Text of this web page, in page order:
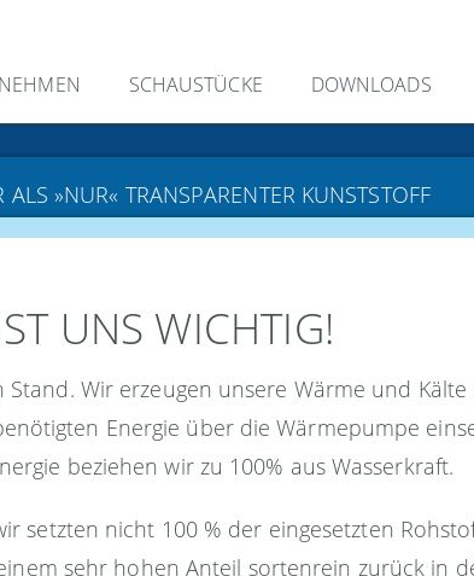
SCHAUSTÜCKE DOWNLOADS
»NUR« TRANSPARENTER KUNSTSTOFF
UNS WICHTIG!
Wir erzeugen unsere Wärme und
Energie über die Wärmepumpe
beziehen wir zu 100% aus Wasserkraft.
setzten nicht 100 % der eingesetzten
sehr hohen Anteil sortenrein zurück in